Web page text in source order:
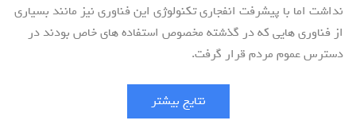
نداشت اما با پیشرفت انفجاری تکنولوژی این فناوری نیز مانند بسیاری
از فناوری هایی که در گذشته مخصوص استفاده های خاص بودند در
دسترس عموم مردم قرار گرفت.
نتایج بیشتر